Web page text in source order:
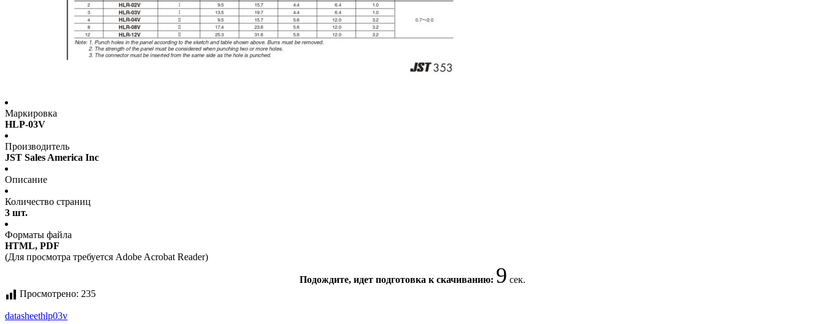
Маркировка
HLP-03V
Производитель
JST Sales America Inc
Описание
Количество страниц
3 шт.
Форматы файла
HTML, PDF
(Для просмотра требуется Adobe Acrobat Reader)
Подождите, идет подготовка к скачиванию: 8 сек.
Просмотрено: 235
datasheethlp03v